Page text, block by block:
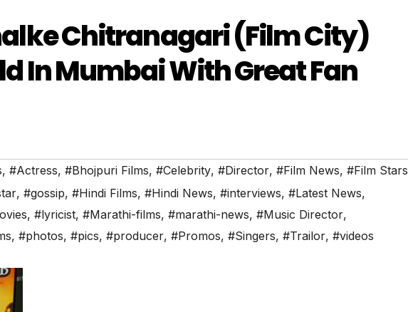
Chitranagari (Film City)
In Mumbai With Great Fan
, #Actress, #Bhojpuri Films, #Celebrity, #Director, #Film News, #Film Stars
, #gossip, #Hindi Films, #Hindi News, #interviews, #Latest News,
, #lyricist, #Marathi-films, #marathi-news, #Music Director,
, #photos, #pics, #producer, #Promos, #Singers, #Trailor, #videos